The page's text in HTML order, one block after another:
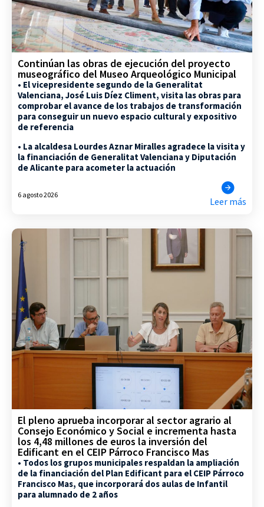
Continúan las obras de ejecución del proyecto
museográfico del Museo Arqueológico Municipal
• El vicepresidente segundo de la Generalitat
Valenciana, José Luis Díez Climent, visita las obras para
comprobar el avance de los trabajos de transformación
para conseguir un nuevo espacio cultural y expositivo
de referencia
• La alcaldesa Lourdes Aznar Miralles agradece la visita y
la financiación de Generalitat Valenciana y Diputación
de Alicante para acometer la actuación
6 agosto 2026
Leer más
El pleno aprueba incorporar al sector agrario al
Consejo Económico y Social e incrementa hasta
los 4,48 millones de euros la inversión del
Edificant en el CEIP Párroco Francisco Mas
• Todos los grupos municipales respaldan la ampliación
de la financiación del Plan Edificant para el CEIP Párroco
Francisco Mas, que incorporará dos aulas de Infantil
para alumnado de 2 años